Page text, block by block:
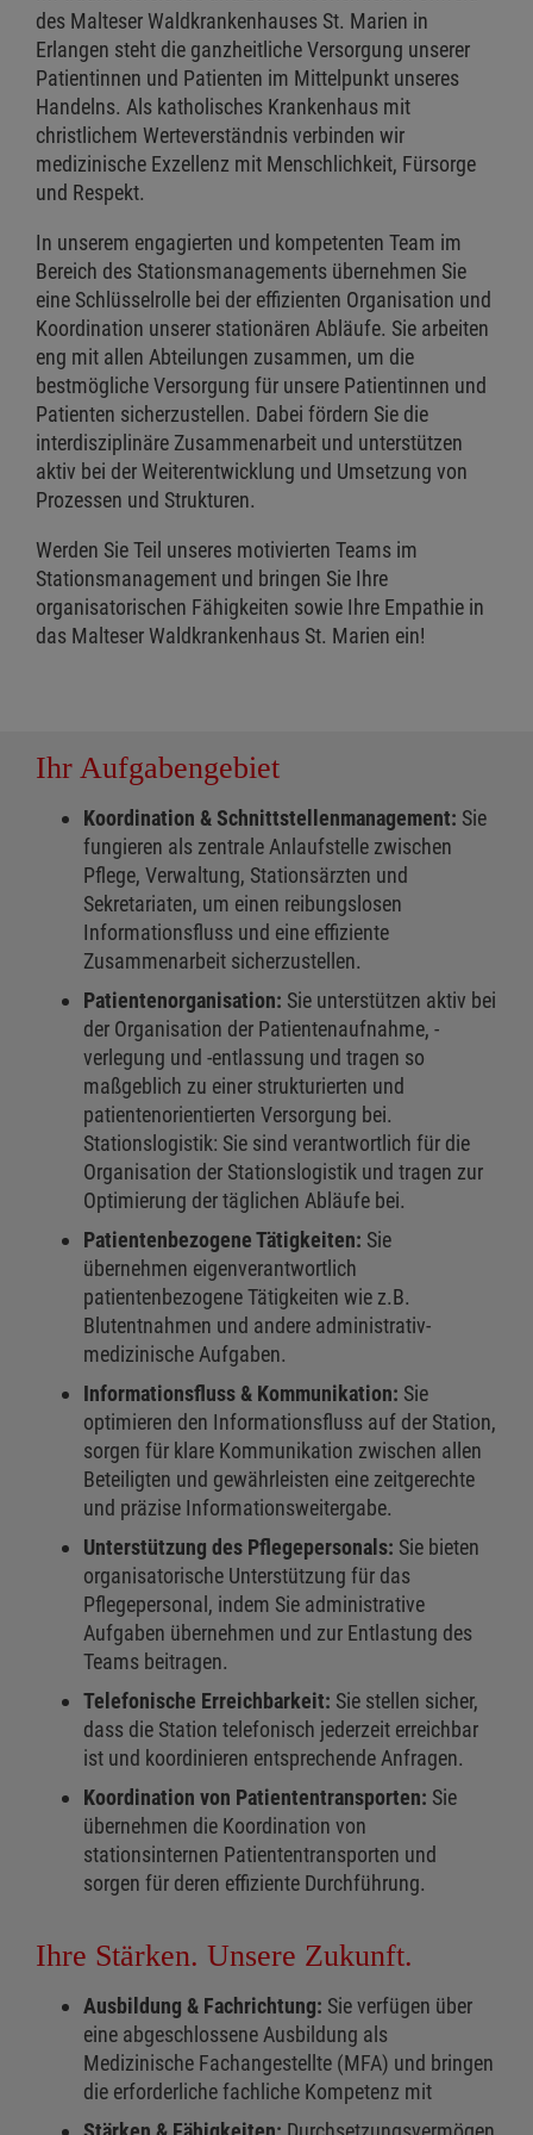
des Malteser Waldkrankenhauses St. Marien in
Erlangen steht die ganzheitliche Versorgung unserer
Patientinnen und Patienten im Mittelpunkt unseres
Handelns. Als katholisches Krankenhaus mit
christlichem Werteverständnis verbinden wir
medizinische Exzellenz mit Menschlichkeit, Fürsorge
und Respekt.
In unserem engagierten und kompetenten Team im
Bereich des Stationsmanagements übernehmen Sie
eine Schlüsselrolle bei der effizienten Organisation und
Koordination unserer stationären Abläufe. Sie arbeiten
eng mit allen Abteilungen zusammen, um die
bestmögliche Versorgung für unsere Patientinnen und
Patienten sicherzustellen. Dabei fördern Sie die
interdisziplinäre Zusammenarbeit und unterstützen
aktiv bei der Weiterentwicklung und Umsetzung von
Prozessen und Strukturen.
Werden Sie Teil unseres motivierten Teams im
Stationsmanagement und bringen Sie Ihre
organisatorischen Fähigkeiten sowie Ihre Empathie in
das Malteser Waldkrankenhaus St. Marien ein!
Ihr Aufgabengebiet
Koordination & Schnittstellenmanagement: Sie
fungieren als zentrale Anlaufstelle zwischen
Pflege, Verwaltung, Stationsärzten und
Sekretariaten, um einen reibungslosen
Informationsfluss und eine effiziente
Zusammenarbeit sicherzustellen.
Patientenorganisation: Sie unterstützen aktiv bei
der Organisation der Patientenaufnahme, -
verlegung und -entlassung und tragen so
maßgeblich zu einer strukturierten und
patientenorientierten Versorgung bei.
Stationslogistik: Sie sind verantwortlich für die
Organisation der Stationslogistik und tragen zur
Optimierung der täglichen Abläufe bei.
Patientenbezogene Tätigkeiten: Sie
übernehmen eigenverantwortlich
patientenbezogene Tätigkeiten wie z.B.
Blutentnahmen und andere administrativ-
medizinische Aufgaben.
Informationsfluss & Kommunikation: Sie
optimieren den Informationsfluss auf der Station,
sorgen für klare Kommunikation zwischen allen
Beteiligten und gewährleisten eine zeitgerechte
und präzise Informationsweitergabe.
Unterstützung des Pflegepersonals: Sie bieten
organisatorische Unterstützung für das
Pflegepersonal, indem Sie administrative
Aufgaben übernehmen und zur Entlastung des
Teams beitragen.
Telefonische Erreichbarkeit: Sie stellen sicher,
dass die Station telefonisch jederzeit erreichbar
ist und koordinieren entsprechende Anfragen.
Koordination von Patiententransporten: Sie
übernehmen die Koordination von
stationsinternen Patiententransporten und
sorgen für deren effiziente Durchführung.
Ihre Stärken. Unsere Zukunft.
Ausbildung & Fachrichtung: Sie verfügen über
eine abgeschlossene Ausbildung als
Medizinische Fachangestellte (MFA) und bringen
die erforderliche fachliche Kompetenz mit